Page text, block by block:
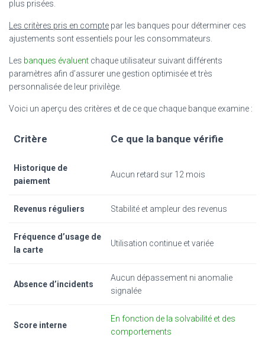
plus prisées.
Les critères pris en compte par les banques pour déterminer ces
ajustements sont essentiels pour les consommateurs.
Les banques évaluent chaque utilisateur suivant différents
paramètres afin d’assurer une gestion optimisée et très
personnalisée de leur privilège.
Voici un aperçu des critères et de ce que chaque banque examine :
Critère Ce que la banque vérifie
Historique de
paiement
Aucun retard sur 12 mois
Revenus réguliers Stabilité et ampleur des revenus
Fréquence d’usage de
la carte
Utilisation continue et variée
Absence d’incidents
Aucun dépassement ni anomalie
signalée
Score interne
En fonction de la solvabilité et des
comportements